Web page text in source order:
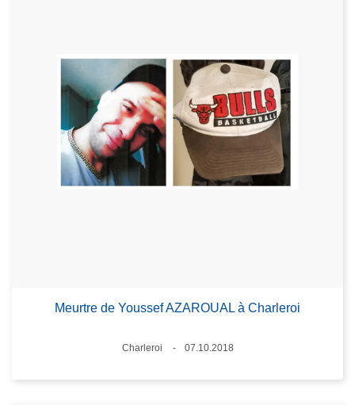
Meurtre de Youssef AZAROUAL à Charleroi
Lieux
Charleroi
07.10.2018